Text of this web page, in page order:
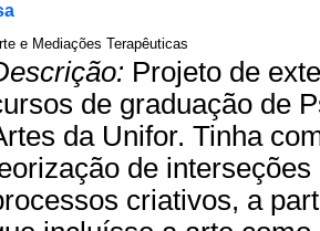
e Mediações Terapêuticas
Projeto de
de graduação de
da Unifor. Tinha
de
criativos, a